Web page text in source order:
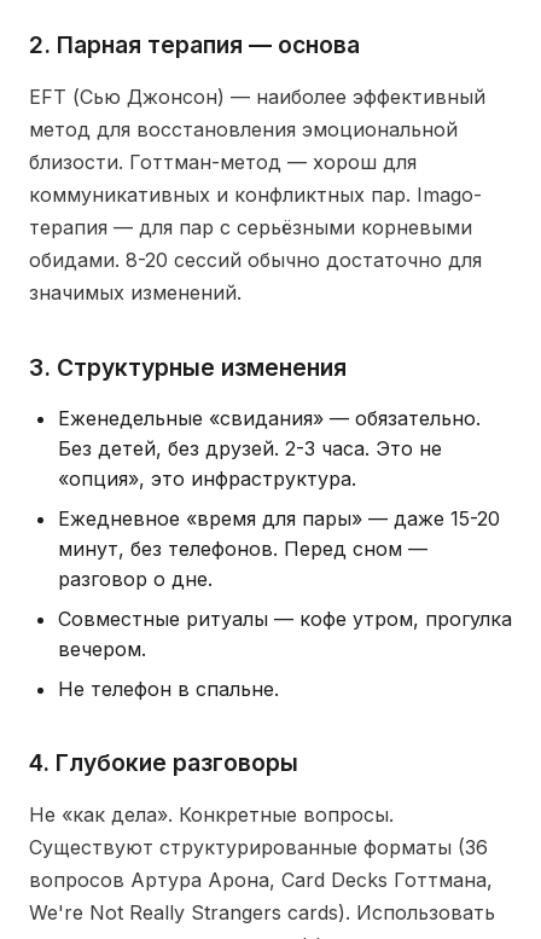
2. Парная терапия — основа
EFT (Сью Джонсон) — наиболее эффективный
метод для восстановления эмоциональной
близости. Готтман-метод — хорош для
коммуникативных и конфликтных пар. Imago-
терапия — для пар с серьёзными корневыми
обидами. 8-20 сессий обычно достаточно для
значимых изменений.
3. Структурные изменения
Еженедельные «свидания» — обязательно.
Без детей, без друзей. 2-3 часа. Это не
«опция», это инфраструктура.
Ежедневное «время для пары» — даже 15-20
минут, без телефонов. Перед сном —
разговор о дне.
Совместные ритуалы — кофе утром, прогулка
вечером.
Не телефон в спальне.
4. Глубокие разговоры
Не «как дела». Конкретные вопросы.
Существуют структурированные форматы (36
вопросов Артура Арона, Card Decks Готтмана,
We're Not Really Strangers cards). Использовать